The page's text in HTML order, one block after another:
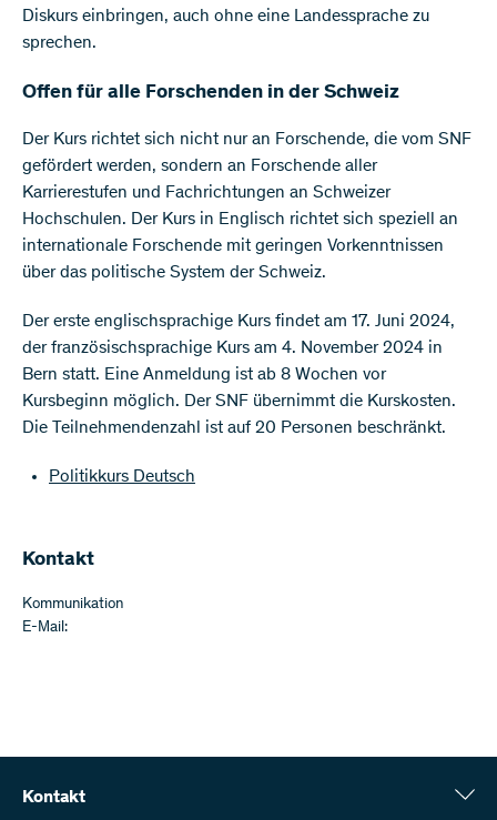
Diskurs einbringen, auch ohne eine Landessprache zu
sprechen.
Offen für alle Forschenden in der Schweiz
Der Kurs richtet sich nicht nur an Forschende, die vom SNF
gefördert werden, sondern an Forschende aller
Karrierestufen und Fachrichtungen an Schweizer
Hochschulen. Der Kurs in Englisch richtet sich speziell an
internationale Forschende mit geringen Vorkenntnissen
über das politische System der Schweiz.
Der erste englischsprachige Kurs findet am 17. Juni 2024,
der französischsprachige Kurs am 4. November 2024 in
Bern statt. Eine Anmeldung ist ab 8 Wochen vor
Kursbeginn möglich. Der SNF übernimmt die Kurskosten.
Die Teilnehmendenzahl ist auf 20 Personen beschränkt.
Politikkurs Deutsch
Kontakt
Kommunikation
E-Mail:
Kontakt